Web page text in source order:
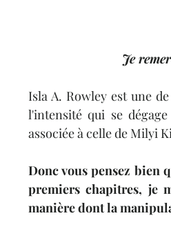
Je
Isla A. Rowley est une
l'intensité qui se
associée à celle de Milyi
Donc vous pensez bien
premiers chapitres, je
manière dont la